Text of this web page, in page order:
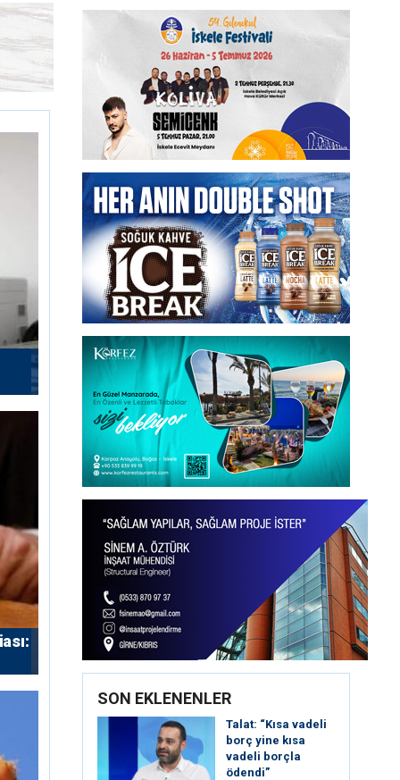
SON EKLENENLER
Talat: “Kısa vadeli
borç yine kısa
vadeli borçla
ödendi”